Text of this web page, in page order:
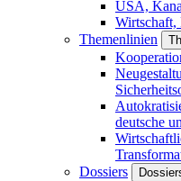
USA,
Wirtschaft,
Themenlinien
deutsche
Dossiers